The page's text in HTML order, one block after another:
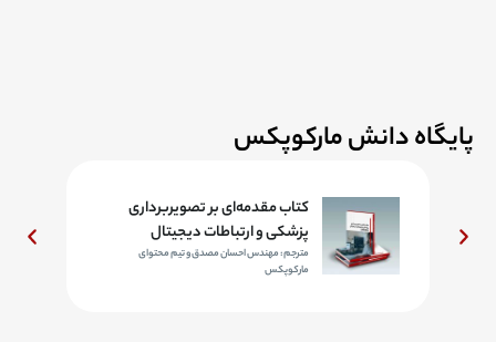
پایگاه دانش مارکوپکس
کتاب مقدمه‌ای بر تصویربرداری
پزشکی و ارتباطات دیجیتال
مترجم: مهندس احسان مصدق و تیم محتوای
مارکوپکس